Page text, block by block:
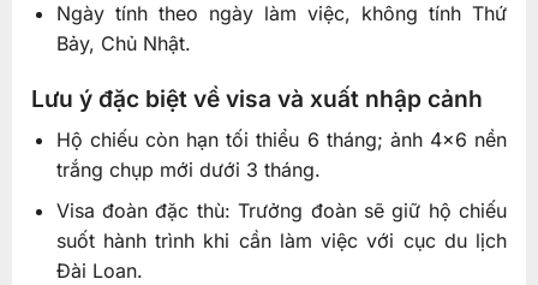
Ngày tính theo ngày làm việc, không tính Thứ
Bảy, Chủ Nhật.
Lưu ý đặc biệt về visa và xuất nhập cảnh
Hộ chiếu còn hạn tối thiểu 6 tháng; ảnh 4×6 nền
trắng chụp mới dưới 3 tháng.
Visa đoàn đặc thù: Trưởng đoàn sẽ giữ hộ chiếu
suốt hành trình khi cần làm việc với cục du lịch
Đài Loan.